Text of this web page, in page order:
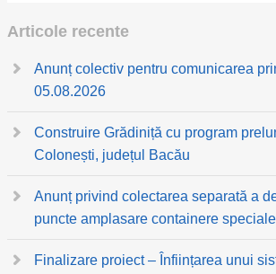
Articole recente
Anunț colectiv pentru comunicarea
05.08.2026
Construire Grădiniță cu program
Colonești, județul Bacău
Anunț privind colectarea separată a
puncte amplasare containere speciale
Finalizare proiect – Înființarea unui